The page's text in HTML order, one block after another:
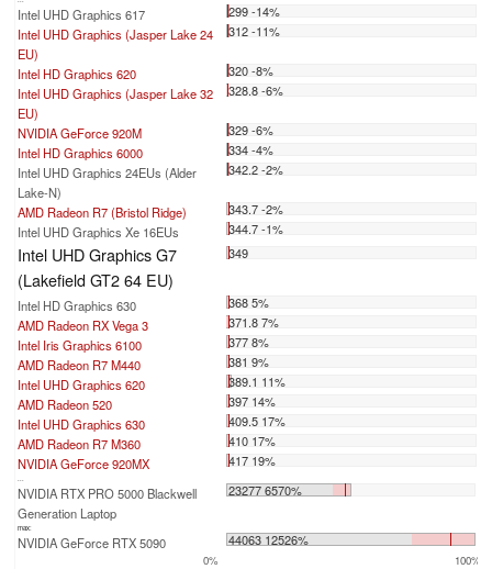
Intel UHD Graphics 617
299 -14%
Intel UHD Graphics (Jasper Lake 24
EU)
312 -11%
Intel HD Graphics 620
320 -8%
Intel UHD Graphics (Jasper Lake 32
EU)
328.8 -6%
NVIDIA GeForce 920M
329 -6%
Intel HD Graphics 6000
334 -4%
Intel UHD Graphics 24EUs (Alder
Lake-N)
342.2 -2%
AMD Radeon R7 (Bristol Ridge)
343.7 -2%
Intel UHD Graphics Xe 16EUs
344.7 -1%
Intel UHD Graphics G7
(Lakefield GT2 64 EU)
349
Intel HD Graphics 630
368 5%
AMD Radeon RX Vega 3
371.8 7%
Intel Iris Graphics 6100
377 8%
AMD Radeon R7 M440
381 9%
Intel UHD Graphics 620
389.1 11%
AMD Radeon 520
397 14%
Intel UHD Graphics 630
409.5 17%
AMD Radeon R7 M360
410 17%
NVIDIA GeForce 920MX
417 19%
NVIDIA RTX PRO 5000 Blackwell
Generation Laptop
23277 6570%
max:
NVIDIA GeForce RTX 5090 44063 12526%
0% 100%